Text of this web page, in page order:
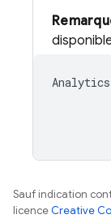
Analytics
Sauf indication
licenceCreative